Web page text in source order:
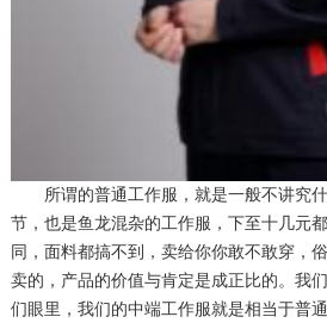
所谓的普通工作服，就是一般不讲究什
节，也是鱼龙混杂的工作服，下至十几元
同，面料都搞不到，卖给你你敢不敢穿，
卖的，产品的价值与肯定是成正比的。我
们眼里，我们的中端工作服就是相当于普通